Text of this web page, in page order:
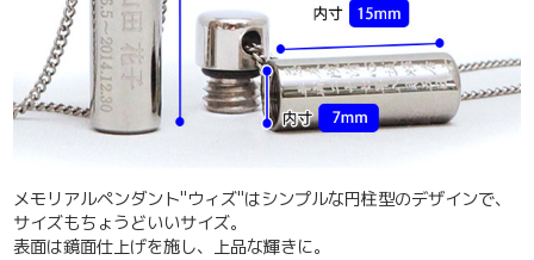
メモリアルペンダント"ウィズ"はシンプルな円柱型のデザインで、
サイズもちょうどいいサイズ。
表面は鏡面仕上げを施し、上品な輝きに。